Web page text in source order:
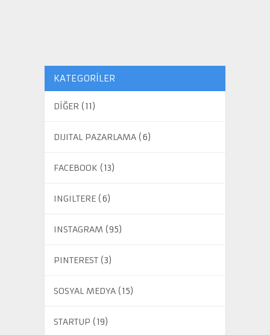
KATEGORILER
DİĞER (11)
DIJITAL PAZARLAMA(6)
FACEBOOK (13)
INGILTERE(6)
INSTAGRAM (95)
PINTEREST(3)
SOSYAL MEDYA(15)
STARTUP (19)